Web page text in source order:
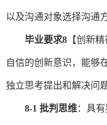
以及沟通对象选择沟通
毕业要求8 【创新精
自信的创新意识，能够
独立思考提出和解决问题
8-1 批判思维：具有